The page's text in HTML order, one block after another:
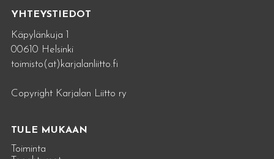
YHTEYSTIEDOT
Käpylänkuja 1
00610 Helsinki
toimisto(at)karjalanliitto.fi
Copyright Karjalan Liitto ry
TULE MUKAAN
Toiminta